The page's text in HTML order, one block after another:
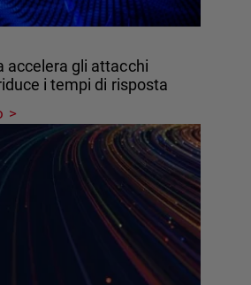
accelera gli attacchi
i tempi di risposta